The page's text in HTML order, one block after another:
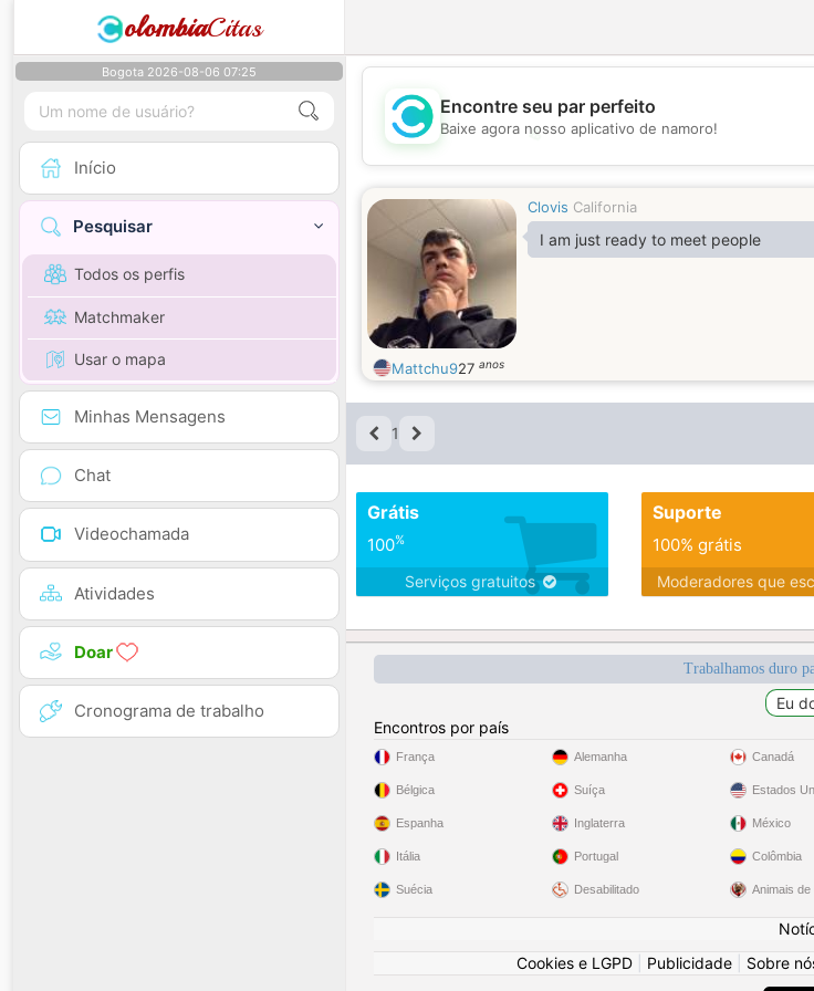
olombiaCitas
Bogota 2026-08-06 07:25
Início
Pesquisar
Todos os perfis
Matchmaker
Usar o mapa
Minhas Mensagens
Chat
Videochamada
Atividades
Doar
Cronograma de trabalho
💖
Encontre seu par perfeito
Baixe agora nosso aplicativo de namoro!
Clovis California
I am just ready to meet people
Mattchu927 anos
1
Grátis
100%
Serviços gratuitos
Suporte
100% grátis
Moderadores que
Trabalhamos duro
Encontros por país
França
Bélgica
Espanha
Itália
Suécia
Alemanha
Suíça
Inglaterra
Portugal
Desabilitado
Canadá
Estados
México
Colômbia
Animais
Cookies e LGPD
Publicidade Sobre